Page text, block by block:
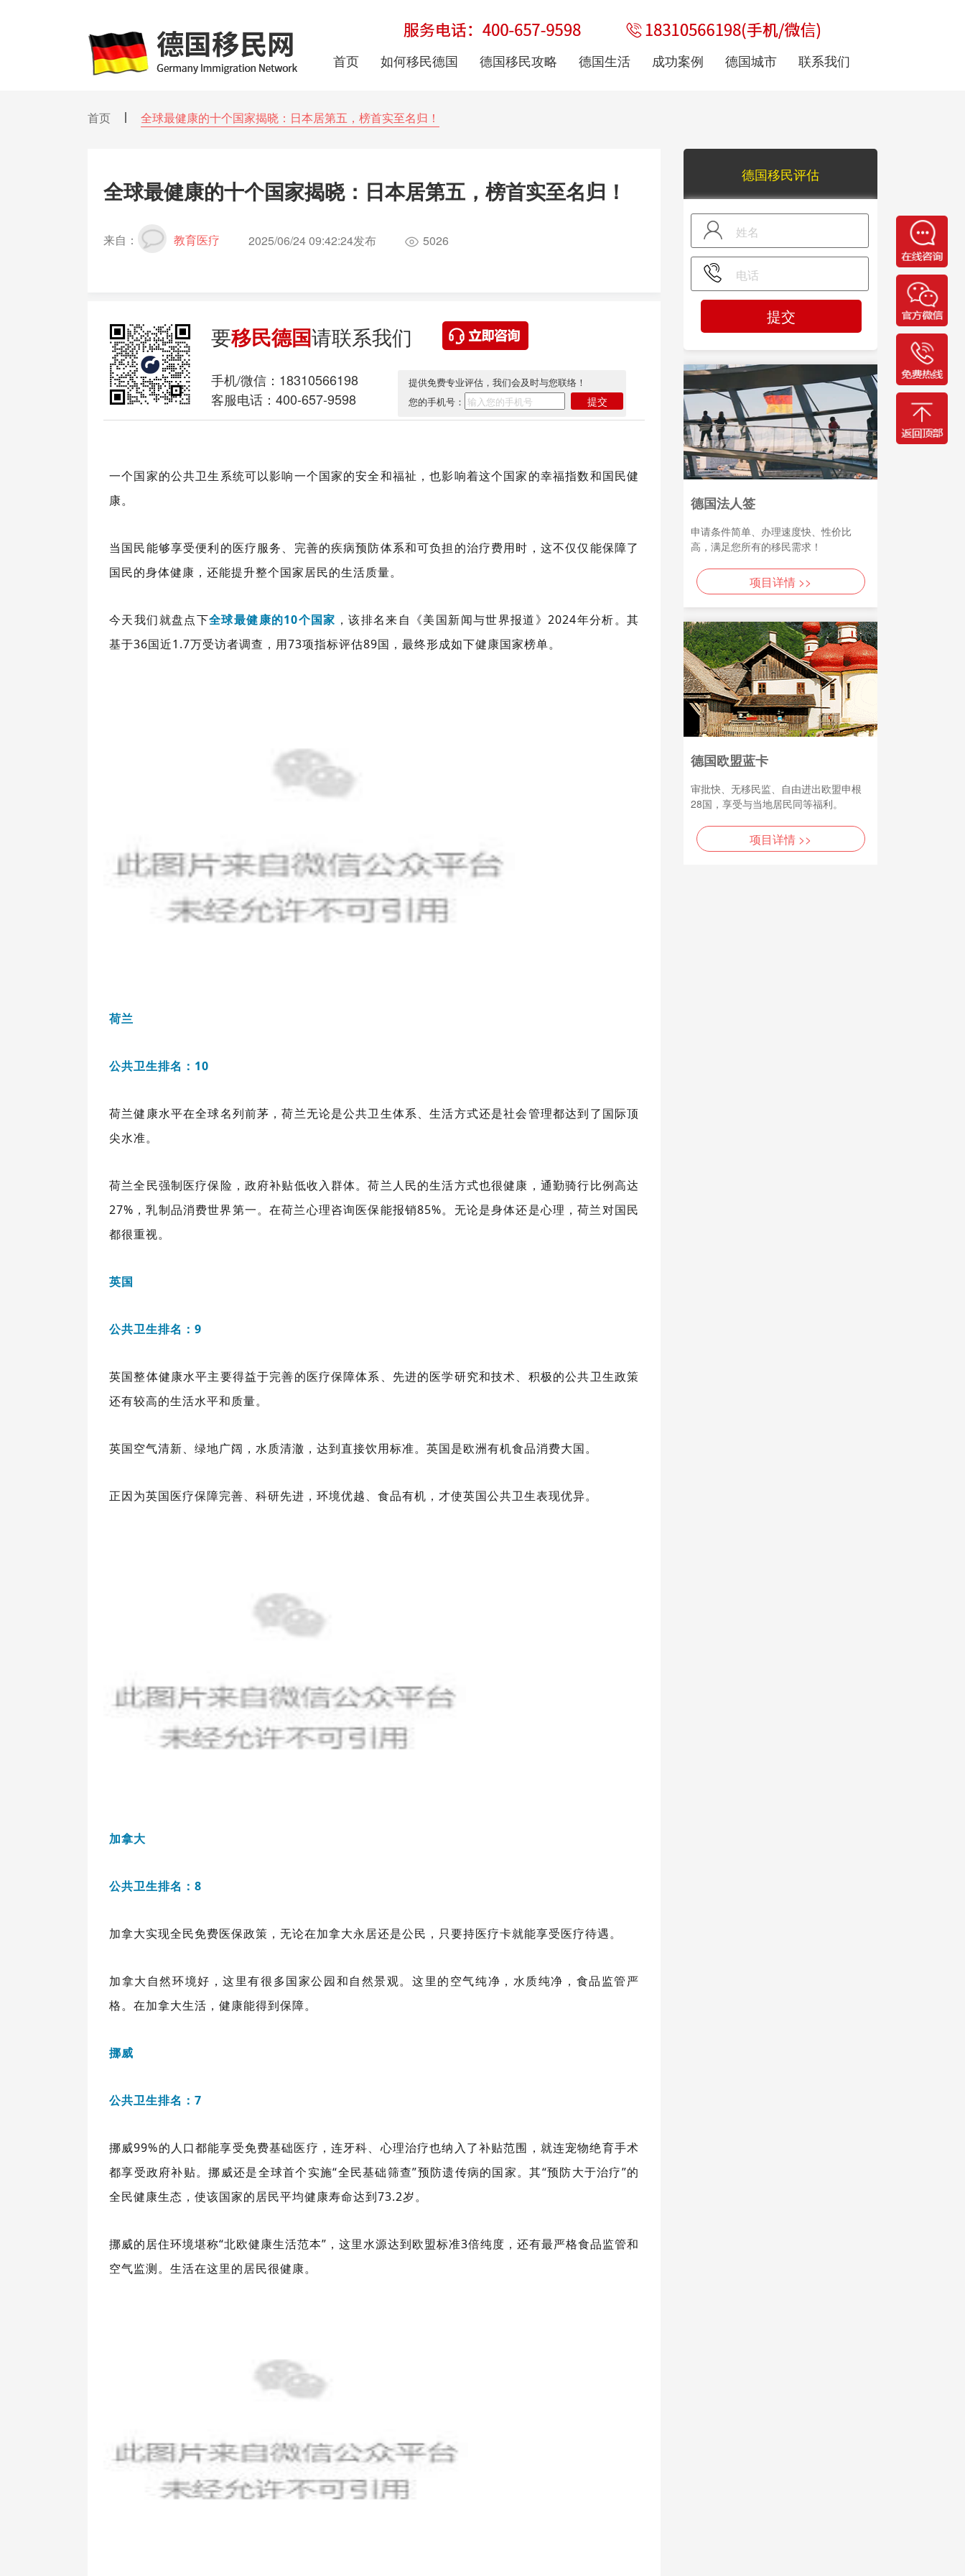
首页 如何移民德国 德国移民攻略 德国生活 成功案例 德国城市 联系我们
首页 全球最健康的十个国家揭晓：日本居第五，榜首实至名归！
全球最健康的十个国家揭晓：日本居第五，榜首实至名归！
来自： 教育医疗 2025/06/24 09:42:24发布 5026
要移民德国请联系我们
手机/微信： 18310566198
客服电话：400-657-9598
提供免费专业评估，我们会及时与您联络！
您的手机号：
提交
一个国家的公共卫生系统可以影响一个国家的安全和福祉，也影响着这个国家的幸福指数和国民健
康。
当国民能够享受便利的医疗服务、完善的疾病预防体系和可负担的治疗费用时，这不仅仅能保障了
国民的身体健康，还能提升整个国家居民的生活质量。
今天我们就盘点下全球最健康的10个国家 ，该排名来自《美国新闻与世界报道》2024年分析。其
基于36国近1.7万受访者调查，用73项指标评估89国，最终形成如下健康国家榜单。
荷兰
公共卫生排名：10
荷兰健康水平在全球名列前茅，荷兰无论是公共卫生体系、生活方式还是社会管理都达到了国际顶
尖水准。
荷兰全民强制医疗保险，政府补贴低收入群体。荷兰人民的生活方式也很健康，通勤骑行比例高达
27%，乳制品消费世界第一。在荷兰心理咨询医保能报销85%。无论是身体还是心理，荷兰对国民
都很重视。
英国
公共卫生排名：9
英国整体健康水平主要得益于完善的医疗保障体系、先进的医学研究和技术、积极的公共卫生政策
还有较高的生活水平和质量。
英国空气清新、绿地广阔，水质清澈，达到直接饮用标准。英国是欧洲有机食品消费大国。
正因为英国医疗保障完善、科研先进，环境优越、食品有机，才使英国公共卫生表现优异。
加拿大
公共卫生排名：8
加拿大实现全民免费医保政策，无论在加拿大永居还是公民，只要持医疗卡就能享受医疗待遇。
加拿大自然环境好，这里有很多国家公园和自然景观。这里的空气纯净，水质纯净，食品监管严
格。在加拿大生活，健康能得到保障。
挪威
公共卫生排名：7
挪威99%的人口都能享受免费基础医疗，连牙科、心理治疗也纳入了补贴范围，就连宠物绝育手术
都享受政府补贴。挪威还是全球首个实施“全民基础筛查”预防遗传病的国家。其“预防大于治疗”的
全民健康生态，使该国家的居民平均健康寿命达到73.2岁。
挪威的居住环境堪称“北欧健康生活范本”，这里水源达到欧盟标准3倍纯度，还有最严格食品监管和
空气监测。生活在这里的居民很健康。
德国移民评估
提交
德国法人签
申请条件简单、办理速度快、性价比
高，满足您所有的移民需求！
项目详情 >>
德国欧盟蓝卡
审批快、无移民监、自由进出欧盟申根
28国，享受与当地居民同等福利。
项目详情 >>